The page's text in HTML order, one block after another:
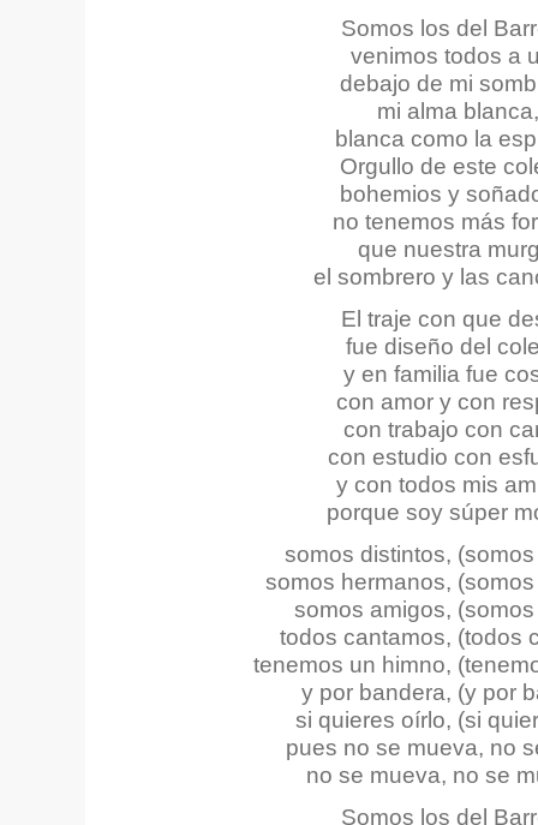
Somos los del
venimos todos a
debajo de mi
mi alma blanca,
blanca como la
Orgullo de este
bohemios y
no tenemos más
que nuestra
el sombrero y las
El traje con que
fue diseño del
y en familia fue
con amor y con
con trabajo con
con estudio con
y con todos mis
porque soy súper
somos distintos,
somos hermanos,
somos amigos,
todos cantamos, (todos
tenemos un himno,
y por bandera, (y por
si quieres oírlo, (si
pues no se mueva, no
no se mueva, no se
Somos los del